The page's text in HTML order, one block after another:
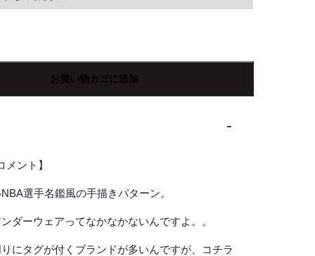
お買い物カゴに追加
メント】
選手名鑑風の手描きパターン。
ダーウェアってなかなかないんですよ。。
にタグが付くブランドが多いんですが、コチラ